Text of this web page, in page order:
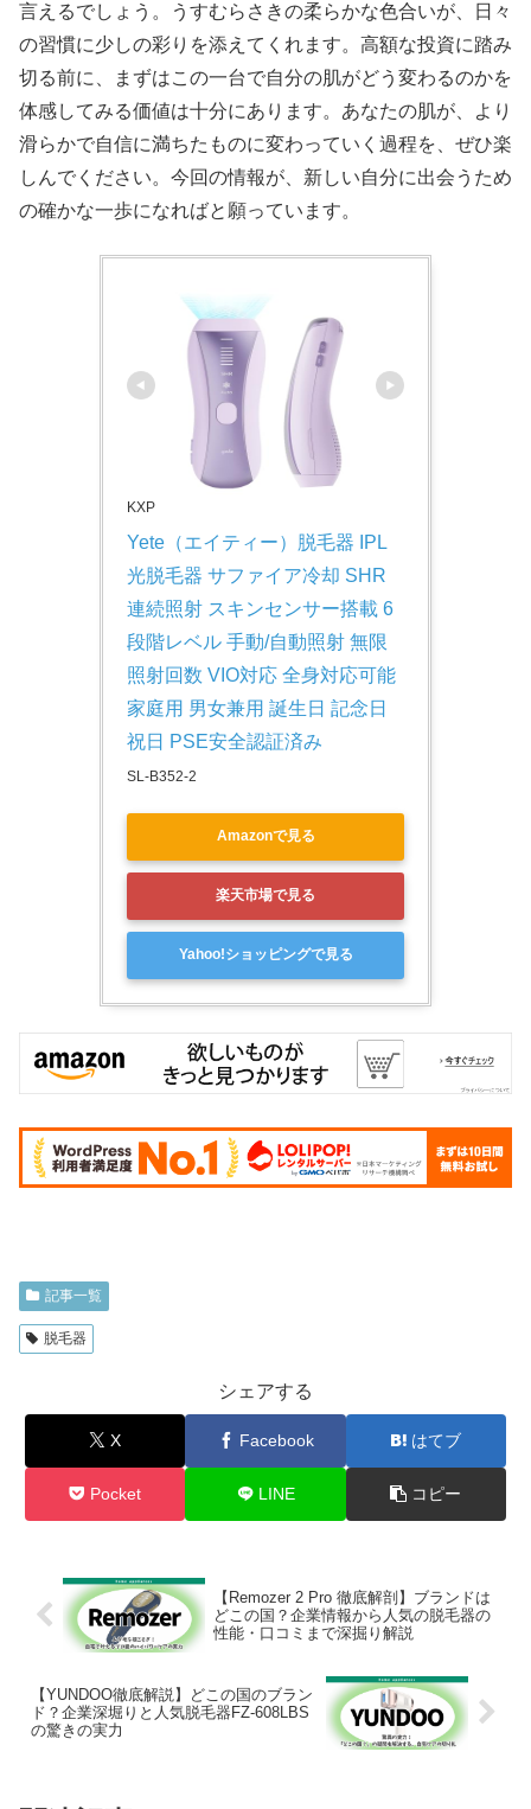
言えるでしょう。うすむらさきの柔らかな色合いが、日々
の習慣に少しの彩りを添えてくれます。高額な投資に踏み
切る前に、まずはこの一台で自分の肌がどう変わるのかを
体感してみる価値は十分にあります。あなたの肌が、より
滑らかで自信に満ちたものに変わっていく過程を、ぜひ楽
しんでください。今回の情報が、新しい自分に出会うため
の確かな一歩になればと願っています。
KXP
Yete（エイティー）脱毛器 IPL
光脱毛器 サファイア冷却 SHR
連続照射 スキンセンサー搭載 6
段階レベル 手動/自動照射 無限
照射回数 VIO対応 全身対応可能
家庭用 男女兼用 誕生日 記念日
祝日 PSE安全認証済み
SL-B352-2
Amazonで見る
楽天市場で見る
Yahoo!ショッピングで見る
記事一覧
脱毛器
シェアする
X Facebook はてブ
Pocket LINE コピー
【Remozer 2 Pro 徹底解剖】ブランドは
どこの国？企業情報から人気の脱毛器の
性能・口コミまで深掘り解説
【YUNDOO徹底解説】どこの国のブラン
ド？企業深堀りと人気脱毛器FZ-608LBS
の驚きの実力